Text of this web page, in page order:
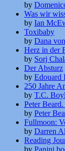
by
Was wir
by Ian
Toxibaby
by Dana
Herz in der
by Sorj
Der Absturz
by Edouard
250 Jahre
by T.C.
Peter
by Peter
Fullmoon:
by Darren
Reading
by Panini